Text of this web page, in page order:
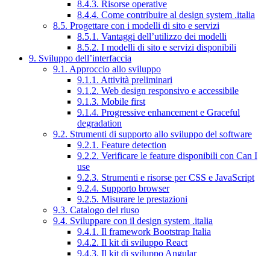
8.4.3. Risorse operative
8.4.4. Come contribuire al design system .italia
8.5. Progettare con i modelli di sito e servizi
8.5.1. Vantaggi dell’utilizzo dei modelli
8.5.2. I modelli di sito e servizi disponibili
9. Sviluppo dell’interfaccia
9.1. Approccio allo sviluppo
9.1.1. Attività preliminari
9.1.2. Web design responsivo e accessibile
9.1.3. Mobile first
9.1.4. Progressive enhancement e Graceful
degradation
9.2. Strumenti di supporto allo sviluppo del software
9.2.1. Feature detection
9.2.2. Verificare le feature disponibili con Can I
use
9.2.3. Strumenti e risorse per CSS e JavaScript
9.2.4. Supporto browser
9.2.5. Misurare le prestazioni
9.3. Catalogo del riuso
9.4. Sviluppare con il design system .italia
9.4.1. Il framework Bootstrap Italia
9.4.2. Il kit di sviluppo React
9.4.3. Il kit di sviluppo Angular